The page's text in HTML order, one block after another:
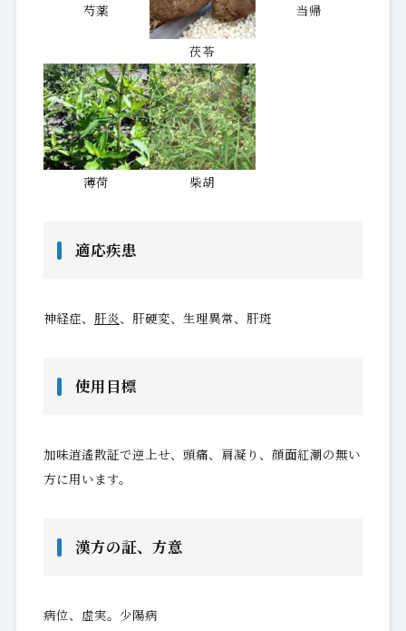
芍薬
茯苓
当帰
薄荷 柴胡
適応疾患
神経症、 肝炎、肝硬変、生理異常、肝斑
使用目標
加味逍遙散証で逆上せ、頭痛、肩凝り、顔面紅潮の無い
方に用います。
漢方の証、方意
病位、虚実。少陽病